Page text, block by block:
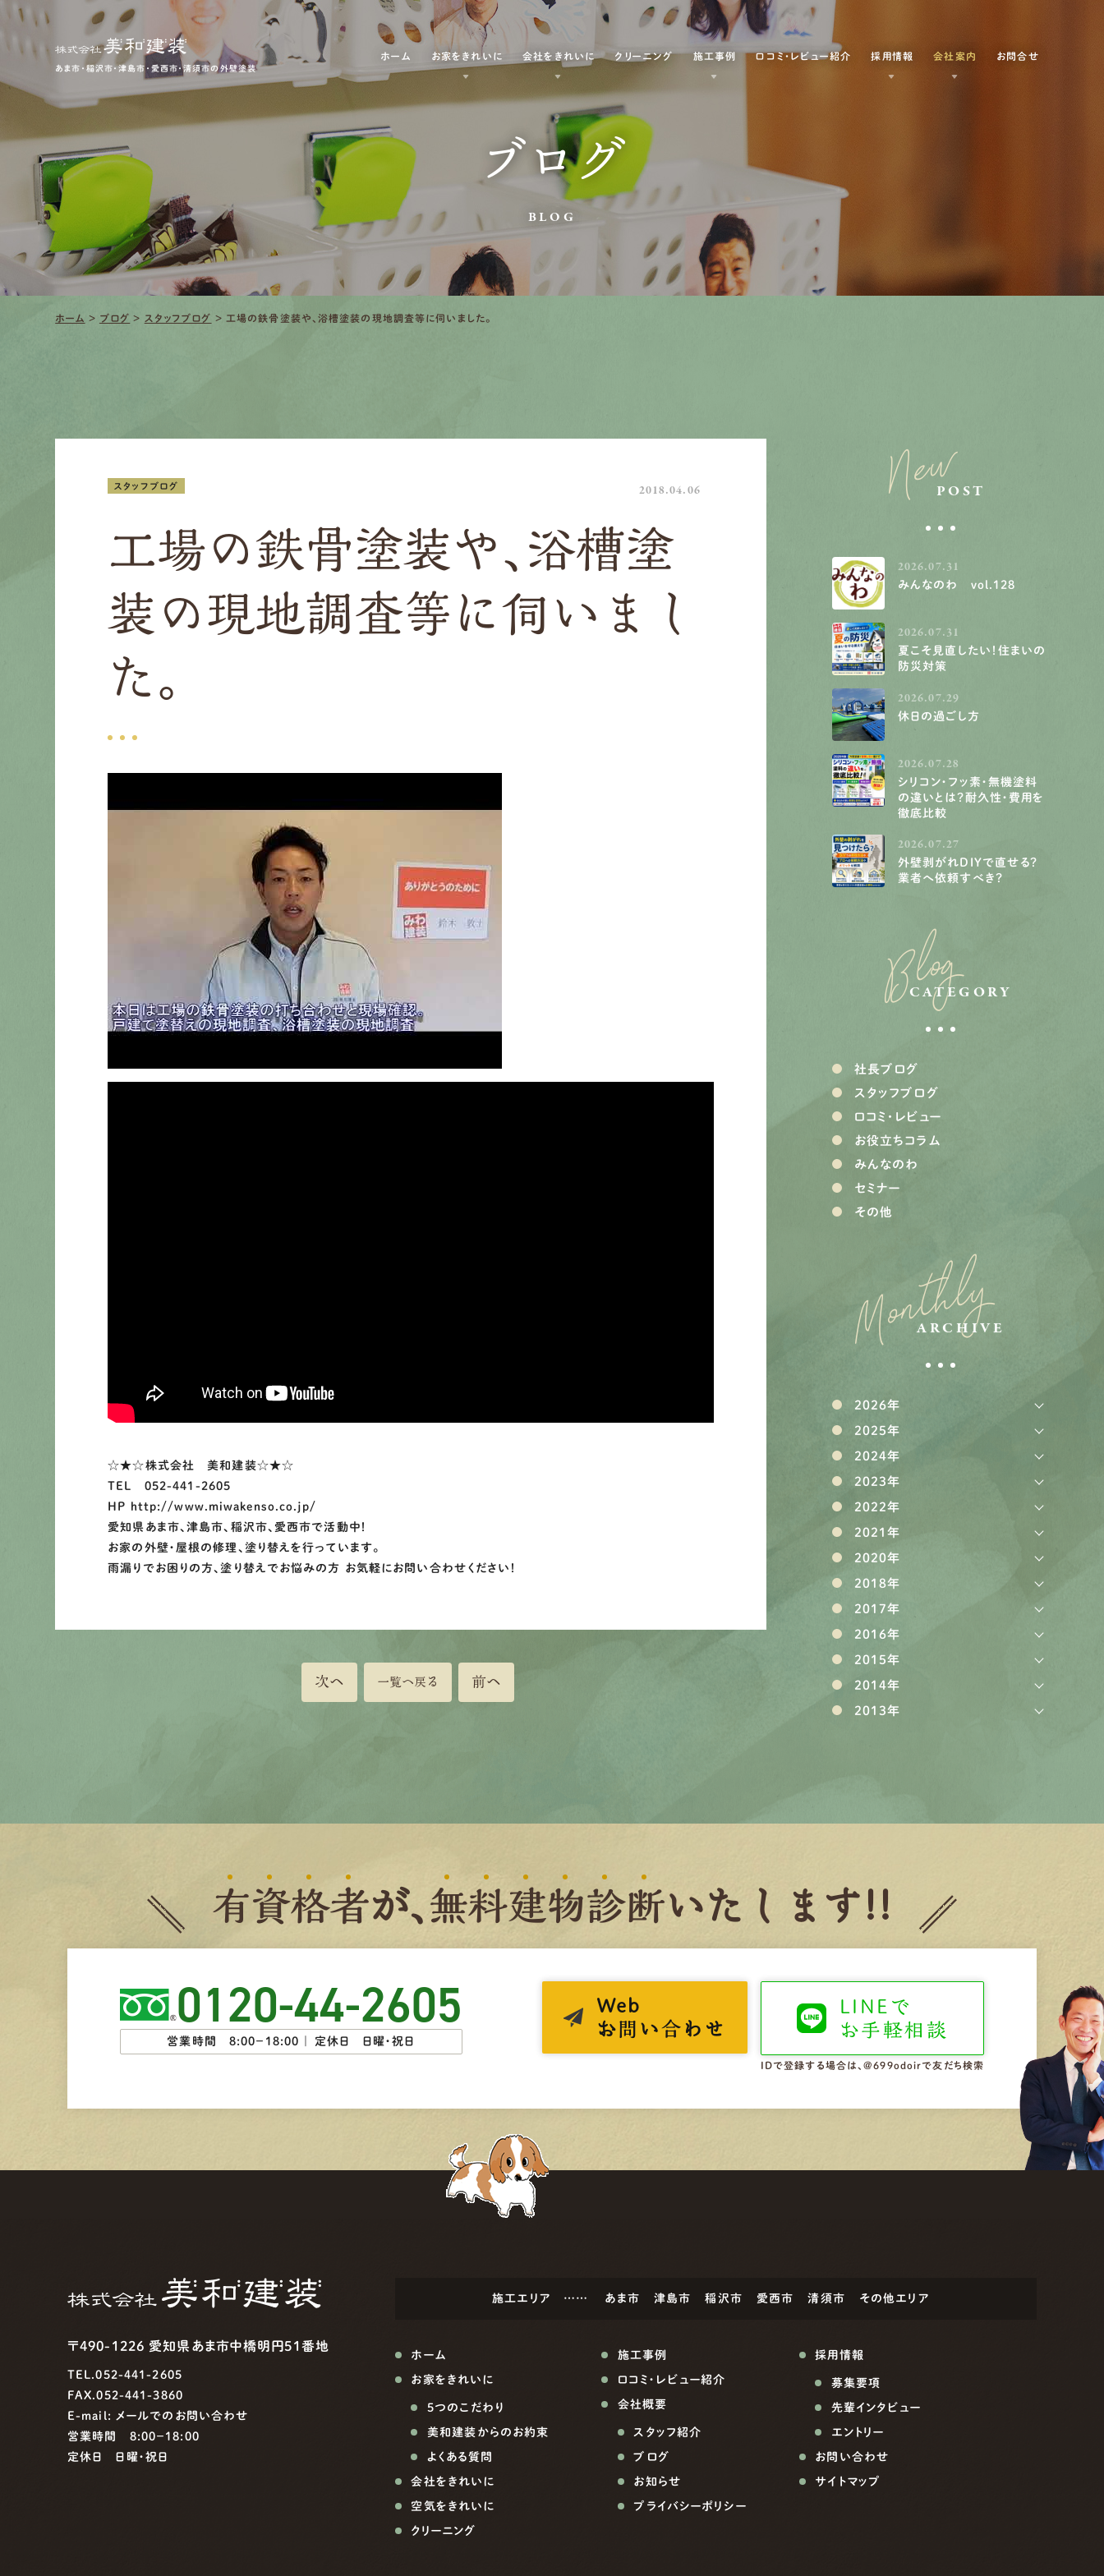
あま市・稲沢市・津島市・愛西市・清須市の外壁塗装
ホーム お家をきれいに 会社をきれいに クリーニング 施工事例 口コミ・レビュー紹介 採用情報 会社案内 お問合せ
ブログ
BLOG
ホーム > ブログ > スタッフブログ > 工場の鉄骨塗装や、浴槽塗装の現地調査等に伺いました。
スタッフブログ 2018.04.06
工場の鉄骨塗装や、浴槽塗
装の現地調査等に伺いまし
た。
☆★☆株式会社 美和建装☆★☆
TEL 052-441-2605
HP http://www.miwakenso.co.jp/
愛知県あま市、津島市、稲沢市、愛西市で活動中！
お家の外壁・屋根の修理、塗り替えを行っています。
雨漏りでお困りの方、塗り替えでお悩みの方 お気軽にお問い合わせください！
次へ 一覧へ戻る 前へ
NewPOST
2026.07.31
みんなのわ vol.128
2026.07.31
夏こそ見直したい！住まいの
防災対策
2026.07.29
休日の過ごし方
2026.07.28
シリコン・フッ素・無機塗料
の違いとは？耐久性・費用を
徹底比較
2026.07.27
外壁剥がれDIYで直せる？
業者へ依頼すべき？
Blog
CATEGORY
社長ブログ
スタッフブログ
口コミ・レビュー
お役立ちコラム
みんなのわ
セミナー
その他
Monthly
ARCHIVE
2026年
2025年
2024年
2023年
2022年
2021年
2020年
2018年
2017年
2016年
2015年
2014年
2013年
有資格者が、 無料建物診断いたします!!
0120-44-2605
営業時間 8:00−18:00 ｜ 定休日 日曜・祝日
Web
お問い合わせ
LINEで
お手軽相談
IDで登録する場合は、@699odoirで友だち検索
〒490-1226 愛知県あま市中橋明円51番地
TEL.052-441-2605
FAX.052-441-3860
E-mail: メールでのお問い合わせ
営業時間 8:00−18:00
定休日 日曜・祝日
施工エリア …… あま市 津島市 稲沢市 愛西市 清須市 その他エリア
ホーム
お家をきれいに
5つのこだわり
美和建装からのお約束
よくある質問
会社をきれいに
空気をきれいに
クリーニング
施工事例
口コミ・レビュー紹介
会社概要
スタッフ紹介
ブログ
お知らせ
プライバシーポリシー
採用情報
募集要項
先輩インタビュー
エントリー
お問い合わせ
サイトマップ